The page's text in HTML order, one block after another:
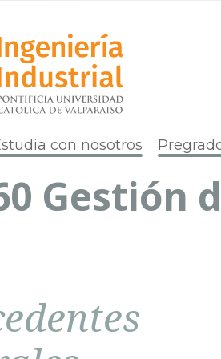
con nosotros
Gestión